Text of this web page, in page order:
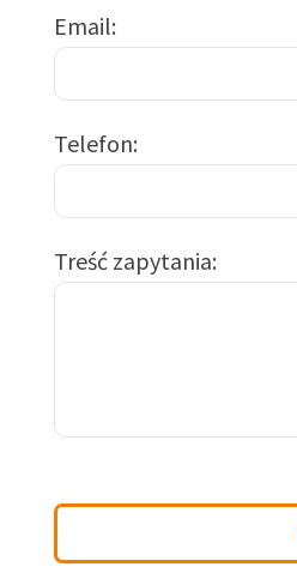
Email
Telefon
Treść zapytania